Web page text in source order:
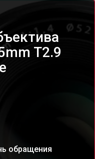
T2.9
обращения